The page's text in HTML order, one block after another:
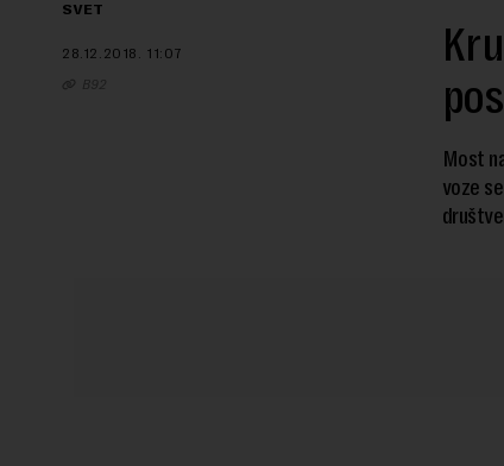
SVET
28.12.2018. 11:07
B92
Most
voze